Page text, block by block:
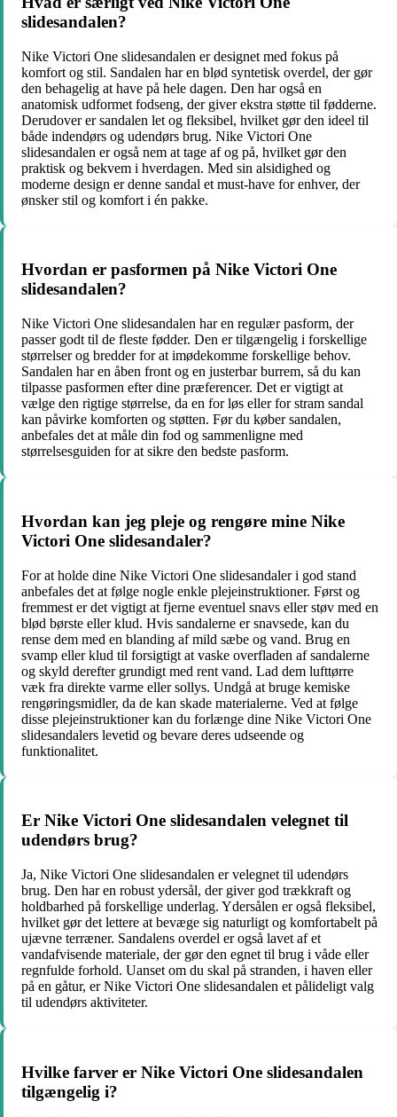
slidesandalen?
Nike Victori One slidesandalen er designet med fokus på
komfort og stil. Sandalen har en blød syntetisk overdel, der gør
den behagelig at have på hele dagen. Den har også en
anatomisk udformet fodseng, der giver ekstra støtte til fødderne.
Derudover er sandalen let og fleksibel, hvilket gør den ideel til
både indendørs og udendørs brug. Nike Victori One
slidesandalen er også nem at tage af og på, hvilket gør den
praktisk og bekvem i hverdagen. Med sin alsidighed og
moderne design er denne sandal et must-have for enhver, der
ønsker stil og komfort i én pakke.
Hvordan er pasformen på Nike Victori One
slidesandalen?
Nike Victori One slidesandalen har en regulær pasform, der
passer godt til de fleste fødder. Den er tilgængelig i forskellige
størrelser og bredder for at imødekomme forskellige behov.
Sandalen har en åben front og en justerbar burrem, så du kan
tilpasse pasformen efter dine præferencer. Det er vigtigt at
vælge den rigtige størrelse, da en for løs eller for stram sandal
kan påvirke komforten og støtten. Før du køber sandalen,
anbefales det at måle din fod og sammenligne med
størrelsesguiden for at sikre den bedste pasform.
Hvordan kan jeg pleje og rengøre mine Nike
Victori One slidesandaler?
For at holde dine Nike Victori One slidesandaler i god stand
anbefales det at følge nogle enkle plejeinstruktioner. Først og
fremmest er det vigtigt at fjerne eventuel snavs eller støv med en
blød børste eller klud. Hvis sandalerne er snavsede, kan du
rense dem med en blanding af mild sæbe og vand. Brug en
svamp eller klud til forsigtigt at vaske overfladen af sandalerne
og skyld derefter grundigt med rent vand. Lad dem lufttørre
væk fra direkte varme eller sollys. Undgå at bruge kemiske
rengøringsmidler, da de kan skade materialerne. Ved at følge
disse plejeinstruktioner kan du forlænge dine Nike Victori One
slidesandalers levetid og bevare deres udseende og
funktionalitet.
Er Nike Victori One slidesandalen velegnet til
udendørs brug?
Ja, Nike Victori One slidesandalen er velegnet til udendørs
brug. Den har en robust ydersål, der giver god trækkraft og
holdbarhed på forskellige underlag. Ydersålen er også fleksibel,
hvilket gør det lettere at bevæge sig naturligt og komfortabelt på
ujævne terræner. Sandalens overdel er også lavet af et
vandafvisende materiale, der gør den egnet til brug i våde eller
regnfulde forhold. Uanset om du skal på stranden, i haven eller
på en gåtur, er Nike Victori One slidesandalen et pålideligt valg
til udendørs aktiviteter.
Hvilke farver er Nike Victori One slidesandalen
tilgængelig i?